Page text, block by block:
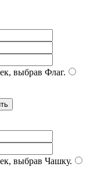
выбрав Флаг.
выбрав Чашку.